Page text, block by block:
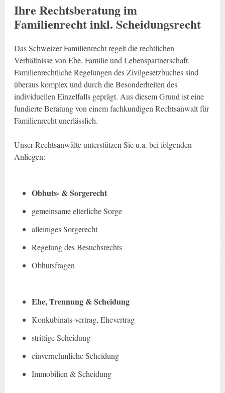
Ihre Rechtsberatung im
Familienrecht inkl. Scheidungsrecht
Das Schweizer Familienrecht regelt die rechtlichen
Verhältnisse von Ehe, Familie und Lebenspartnerschaft.
Familienrechtliche Regelungen des Zivilgesetzbuches sind
überaus komplex und durch die Besonderheiten des
individuellen Einzelfalls geprägt. Aus diesem Grund ist eine
fundierte Beratung von einem fachkundigen Rechtsanwalt für
Familienrecht unerlässlich.
Unser Rechtsanwälte unterstützen Sie u.a. bei folgenden
Anliegen:
Obhuts- & Sorgerecht
gemeinsame elterliche Sorge
alleiniges Sorgerecht
Regelung des Besuchsrechts
Obhutsfragen
Ehe, Trennung & Scheidung
Konkubinats-vertrag, Ehevertrag
strittige Scheidung
einvernehmliche Scheidung
Immobilien & Scheidung